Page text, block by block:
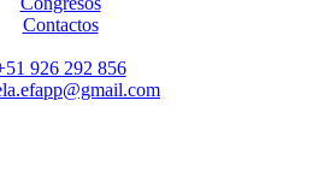
Contactos
926 292 856